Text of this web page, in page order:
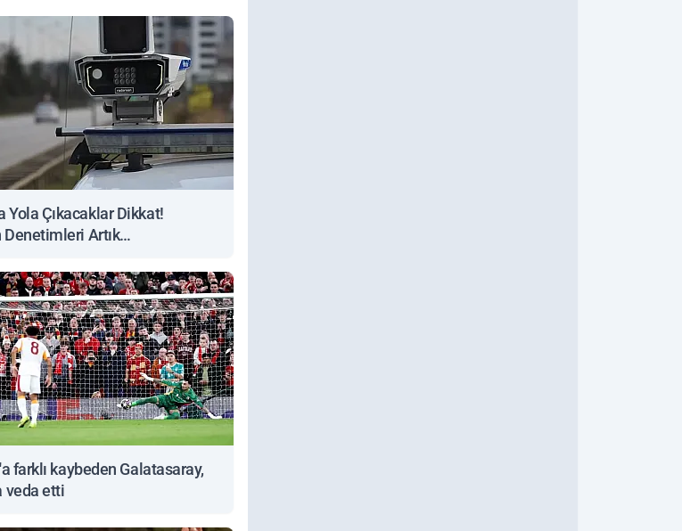
Yola Çıkacaklar Dikkat!
Denetimleri Artık
farklı kaybeden Galatasaray,
veda etti